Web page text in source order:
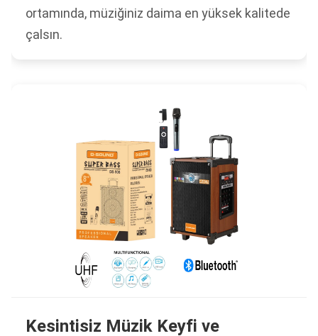
ortamında, müziğiniz daima en yüksek kalitede
çalsın.
Kesintisiz Müzik Keyfi ve